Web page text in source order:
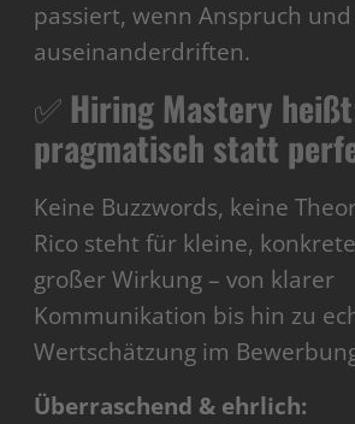
passiert, wenn Anspruch
auseinanderdriften.
✅ Hiring Mastery
pragmatisch statt
Keine Buzzwords, keine
Rico steht für kleine,
großer Wirkung – von klarer
Kommunikation bis hin zu
Wertschätzung im
Überraschend & ehrlich: